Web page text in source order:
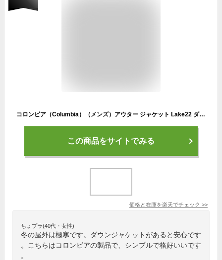
コロンビア（Columbia）（メンズ）アウター ジャケット Lake22 ダウンジャケット WE0951 010 ブラック スタンドカラー フルジップ
この商品をサイトでみる
価格と在庫を楽天でチェック >>
ちょプラ(40代・女性)
冬の屋外は極寒です。ダウンジャケットがあると安心です
。こちらはコロンビアの製品で、シンプルで格好いいです
。